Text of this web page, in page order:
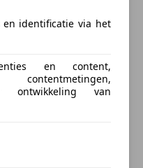
350 behouden.
vorm heeft van een
zorgt voor meer
elke keer
wrong
happened.
the page.
en identificatie via het
en content,
ontwikkeling van